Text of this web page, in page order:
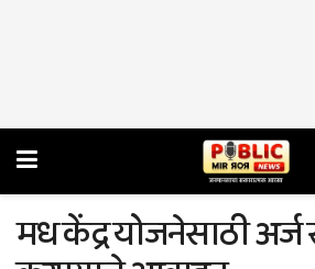
मध केंद्र योजनेसाठी अर्ज